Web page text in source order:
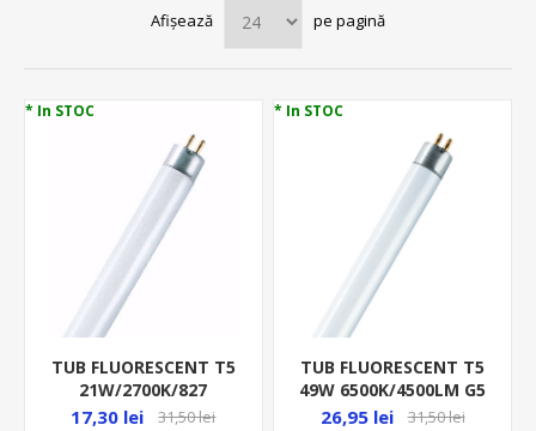
Afișează pe pagină
* In STOC
TUB FLUORESCENT T5
21W/2700K/827
G5/849MM LUMILUX HE
17,30 lei 31,50 lei
* In STOC
TUB FLUORESCENT T5
49W 6500K/4500LM G5
1449MM LUMILUX HO
26,95 lei 31,50 lei